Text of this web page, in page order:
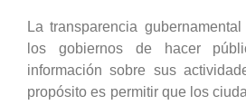
La transparencia
los gobiernos de hacer
información sobre sus
propósito es permitir que los